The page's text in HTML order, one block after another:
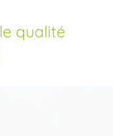
qualité